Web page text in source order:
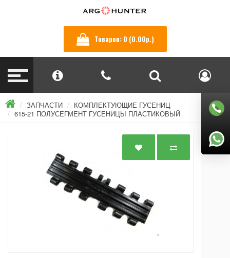
Товаров: 0 (0.00р.)
ЗАПЧАСТИ
КОМПЛЕКТУЮЩИЕ ГУСЕНИЦ
615-21 ПОЛУСЕГМЕНТ ГУСЕНИЦЫ ПЛАСТИКОВЫЙ